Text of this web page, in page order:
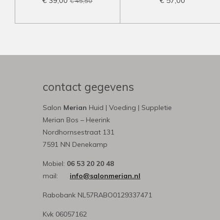
contact gegevens
Salon Merian Huid | Voeding | Suppletie
Merian Bos – Heerink
Nordhornsestraat 131
7591 NN Denekamp
Mobiel: 06 53 20 20 48
mail: info@salonmerian.nl
Rabobank NL57RABO0129337471
Kvk 06057162